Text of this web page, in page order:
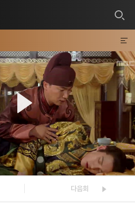
다음회